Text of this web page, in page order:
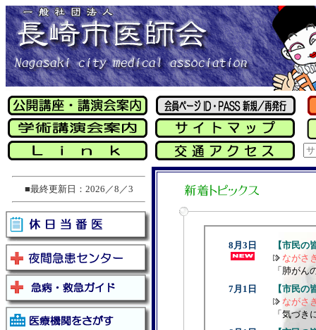
■最終更新日：2026／8／3